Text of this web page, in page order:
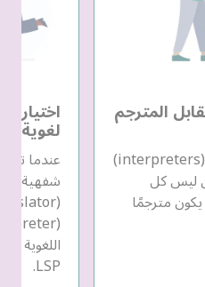
المترجم
جميع المترجمين الشفهيين (interpreters)
ليس كل
مترجمًا
اختيار
لغوية
عندما
شفهية،
LSP.